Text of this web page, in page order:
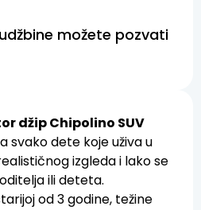
džip Chipolino SUV
svako dete koje uživa u
izgleda i lako se
ili deteta.
od 3 godine, težine
možete pozvati